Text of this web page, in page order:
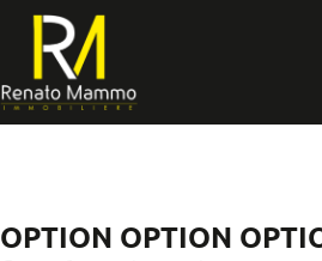
Aller au contenu principal
VENDU
OPTION OPTION